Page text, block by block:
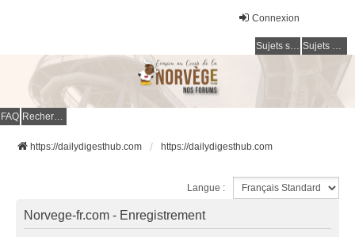
Connexion
Sujets sans réponse Sujets actifs
FAQ Rechercher
https://dailydigesthub.com https://dailydigesthub.com
Langue :
Norvege-fr.com - Enregistrement